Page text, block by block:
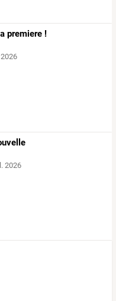
premiere !
2026